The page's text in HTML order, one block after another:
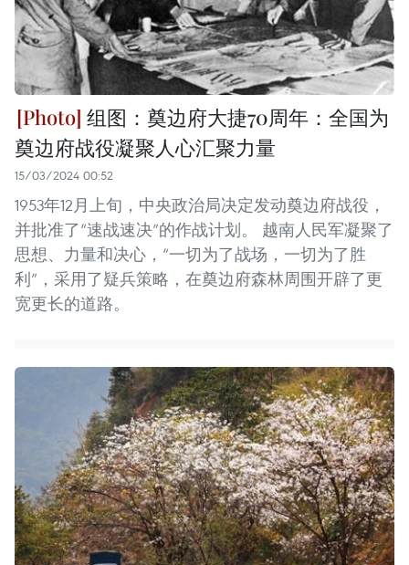
组图：奠边府大捷70周年：全国为
奠边府战役凝聚人心汇聚力量
15/03/2024 00:52
1953年12月上旬，中央政治局决定发动奠边府战役，
并批准了“速战速决”的作战计划。 越南人民军凝聚了
思想、力量和决心，“一切为了战场，一切为了胜
利”，采用了疑兵策略，在奠边府森林周围开辟了更
宽更长的道路。